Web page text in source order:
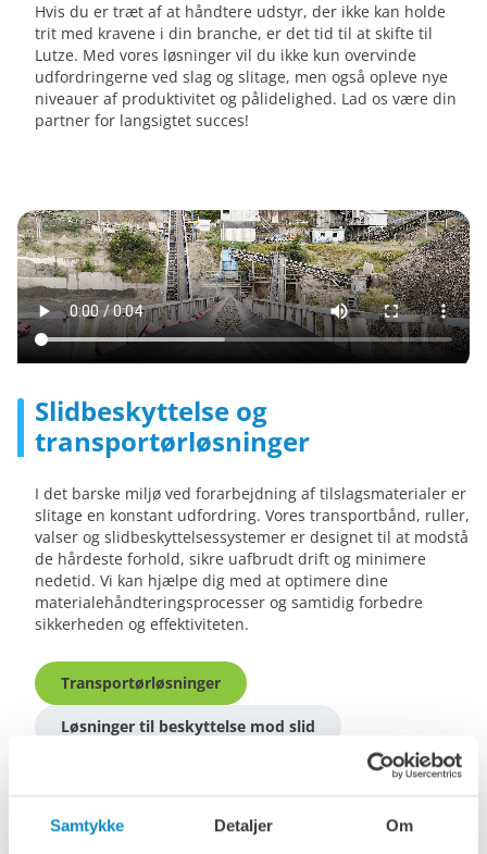
Samtykke Detaljer Om
Hvis du er træt af at håndtere udstyr, der ikke kan holde
trit med kravene i din branche, er det tid til at skifte til
Lutze. Med vores løsninger vil du ikke kun overvinde
udfordringerne ved slag og slitage, men også opleve nye
niveauer af produktivitet og pålidelighed. Lad os være din
partner for langsigtet succes!
Slidbeskyttelse og
transportørløsninger
I det barske miljø ved forarbejdning af tilslagsmaterialer er
slitage en konstant udfordring. Vores transportbånd, ruller,
valser og slidbeskyttelsessystemer er designet til at modstå
de hårdeste forhold, sikre uafbrudt drift og minimere
nedetid. Vi kan hjælpe dig med at optimere dine
materialehåndteringsprocesser og samtidig forbedre
sikkerheden og effektiviteten.
Transportørløsninger
Løsninger til beskyttelse mod slid